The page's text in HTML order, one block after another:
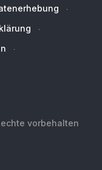
vorbehalten